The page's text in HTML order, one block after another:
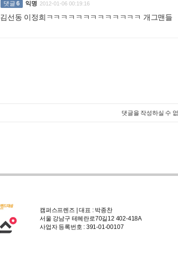
댓글6 익명 2012-01-06 00:19:16
김선동 이정희ㅋㅋㅋㅋㅋㅋㅋㅋㅋㅋㅋㅋㅋ 개그맨들
댓글을 작성하실 수
캠퍼스프렌즈 | 대표 : 박종찬
서울 강남구 테헤란로70길12 402-418A
사업자 등록번호 : 391-01-00107